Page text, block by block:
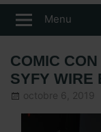
Menu
COMIC
SYFY WIRE
octobre 6, 2019